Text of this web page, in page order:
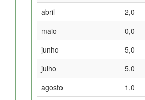
abril
2,0
maio
0,0
junho
5,0
julho
5,0
agosto
1,0